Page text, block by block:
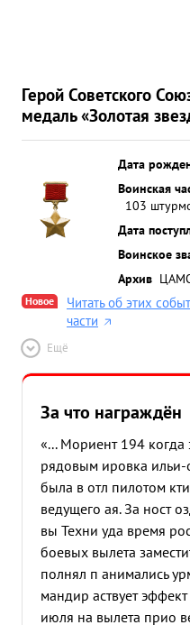
Герой Советского
медаль «Золотая
Дата
Воинская
103
Дата
Воинское
Архив
Новое
Читать об этих
части
Ещё
За что награждён
«... Мориент 194 когда
рядовым ировка
была в отл пилотом
ведущего ая. За ност
вы Техни уда время
боевых вылета
полнял п анимались
мандир аствует
июля на вылета прио